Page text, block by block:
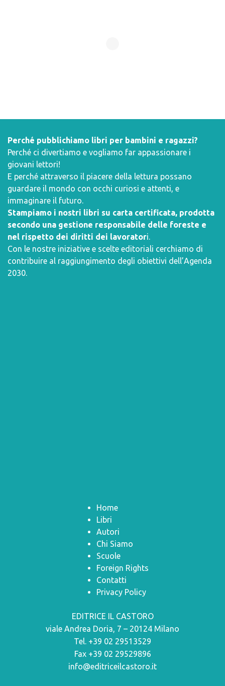
Perché pubblichiamo libri per bambini e ragazzi?
Perché ci divertiamo e vogliamo far appassionare i
giovani lettori!
E perché attraverso il piacere della lettura possano
guardare il mondo con occhi curiosi e attenti, e
immaginare il futuro.
Stampiamo i nostri libri su carta certificata, prodotta
secondo una gestione responsabile delle foreste e
nel rispetto dei diritti dei lavoratori.
Con le nostre iniziative e scelte editoriali cerchiamo di
contribuire al raggiungimento degli obiettivi dell’Agenda
2030.
Home
Libri
Autori
Chi Siamo
Scuole
Foreign Rights
Contatti
Privacy Policy
EDITRICE IL CASTORO
viale Andrea Doria, 7 – 20124 Milano
Tel. +39 02 29513529
Fax +39 02 29529896
info@editriceilcastoro.it